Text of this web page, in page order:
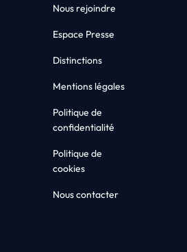
Nous rejoindre
Espace Presse
Distinctions
Mentions légales
Politique de
confidentialité
Politique de
cookies
Nous contacter